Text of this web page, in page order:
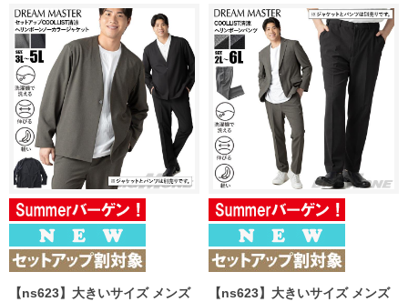
【ns623】大きいサイズ メンズ
【ns623】大きいサイズ メンズ